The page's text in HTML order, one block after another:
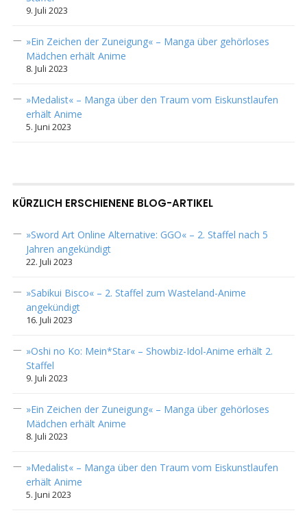
9. Juli 2023
»Ein Zeichen der Zuneigung« – Manga über gehörloses
Mädchen erhält Anime
8. Juli 2023
»Medalist« – Manga über den Traum vom Eiskunstlaufen
erhält Anime
5. Juni 2023
KÜRZLICH ERSCHIENENE BLOG-ARTIKEL
»Sword Art Online Alternative: GGO« – 2. Staffel nach 5
Jahren angekündigt
22. Juli 2023
»Sabikui Bisco« – 2. Staffel zum Wasteland-Anime
angekündigt
16. Juli 2023
»Oshi no Ko: Mein*Star« – Showbiz-Idol-Anime erhält 2.
Staffel
9. Juli 2023
»Ein Zeichen der Zuneigung« – Manga über gehörloses
Mädchen erhält Anime
8. Juli 2023
»Medalist« – Manga über den Traum vom Eiskunstlaufen
erhält Anime
5. Juni 2023